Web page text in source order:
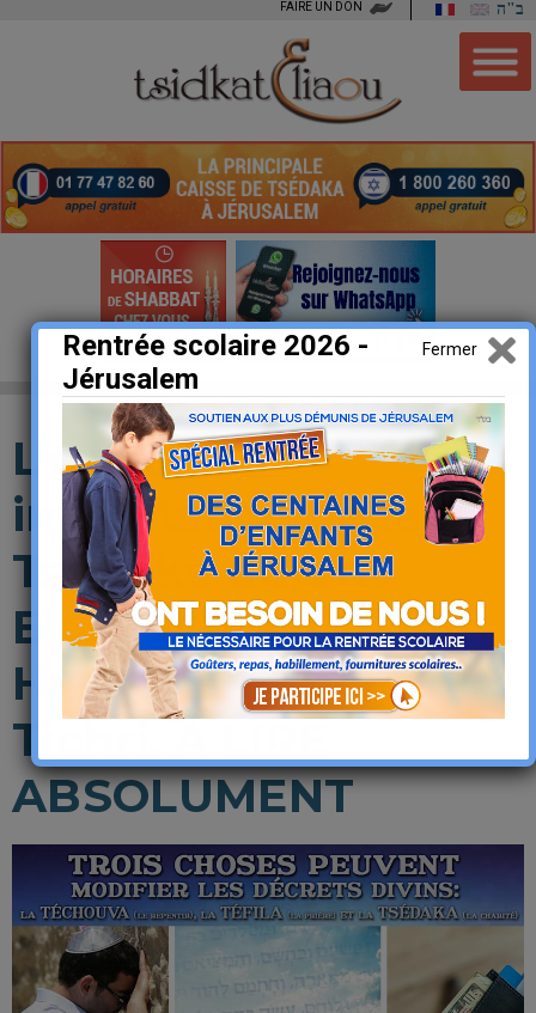
ב"ה FAIRE UN DON
L’extrême
importance de la
Tsédaka durant
Eloul, à Roch
Hachana et pendant
Tichri. À LIRE
ABSOLUMENT
Rentrée scolaire 2026 -
Jérusalem
Fermer